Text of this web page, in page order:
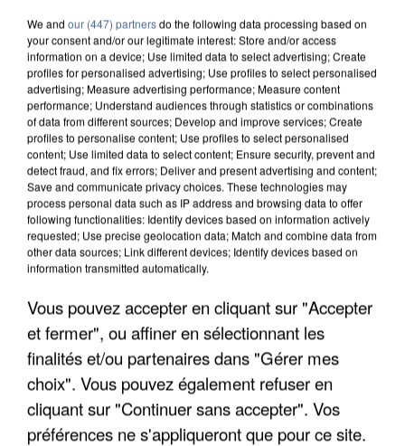
UNE TOURISTE DE L’OISE EMPORTÉE PAR UNE
COULÉE DE BOUE EN HAUTE-SAVOIE
We and our (447) partnersdo the following data processing based on
your consent and/or our legitimate interest: Store and/or access
information on a device; Use limited data to select advertising; Create
profiles for personalised advertising; Use profiles to select personalised
advertising; Measure advertising performance; Measure content
performance; Understand audiences through statistics or combinations
of data from different sources; Develop and improve services; Create
profiles to personalise content; Use profiles to select personalised
content; Use limited data to select content; Ensure security, prevent and
detect fraud, and fix errors; Deliver and present advertising and content;
Save and communicate privacy choices. These technologies may
process personal data such as IP address and browsing data to offer
following functionalities: Identify devices based on information actively
requested; Use precise geolocation data; Match and combine data from
other data sources; Link different devices; Identify devices based on
information transmitted automatically.
Vous pouvez accepter en cliquant sur "Accepter
et fermer", ou affiner en sélectionnant les
finalités et/ou partenaires dans "Gérer mes
choix". Vous pouvez également refuser en
cliquant sur "Continuer sans accepter". Vos
préférences ne s'appliqueront que pour ce site.